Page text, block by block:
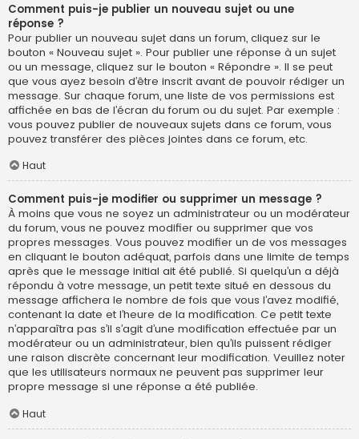
Comment puis-je publier un nouveau sujet ou une
réponse ?
Pour publier un nouveau sujet dans un forum, cliquez sur le
bouton « Nouveau sujet ». Pour publier une réponse à un sujet
ou un message, cliquez sur le bouton « Répondre ». Il se peut
que vous ayez besoin d’être inscrit avant de pouvoir rédiger un
message. Sur chaque forum, une liste de vos permissions est
affichée en bas de l’écran du forum ou du sujet. Par exemple :
vous pouvez publier de nouveaux sujets dans ce forum, vous
pouvez transférer des pièces jointes dans ce forum, etc.
Haut
Comment puis-je modifier ou supprimer un message ?
À moins que vous ne soyez un administrateur ou un modérateur
du forum, vous ne pouvez modifier ou supprimer que vos
propres messages. Vous pouvez modifier un de vos messages
en cliquant le bouton adéquat, parfois dans une limite de temps
après que le message initial ait été publié. Si quelqu’un a déjà
répondu à votre message, un petit texte situé en dessous du
message affichera le nombre de fois que vous l’avez modifié,
contenant la date et l’heure de la modification. Ce petit texte
n’apparaîtra pas s’il s’agit d’une modification effectuée par un
modérateur ou un administrateur, bien qu’ils puissent rédiger
une raison discrète concernant leur modification. Veuillez noter
que les utilisateurs normaux ne peuvent pas supprimer leur
propre message si une réponse a été publiée.
Haut